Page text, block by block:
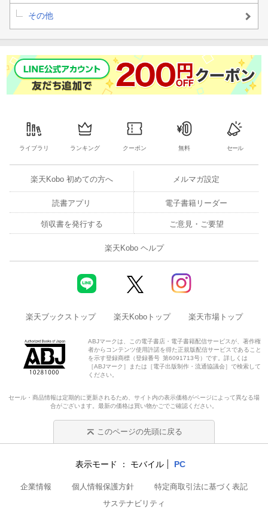
その他
ライブラリ ランキング クーポン 無料 セール
楽天Kobo 初めての方へ メルマガ設定
読書アプリ 電子書籍リーダー
領収書を発行する ご意見・ご要望
楽天Kobo ヘルプ
楽天ブックストップ 楽天Koboトップ 楽天市場トップ
ABJマークは、この電子書店・電子書籍配信サービスが、著作権
者からコンテンツ使用許諾を得た正規版配信サービスであること
を示す登録商標（登録番号 第6091713号）です。詳しくは
［ABJマーク］または［電子出版制作・流通協議会］で検索して
ください。
セール・商品情報は定期的に更新されるため、サイト内の表示価格がページによって異なる場
合がございます。最新の価格は買い物かごでご確認ください。
このページの先頭に戻る
表示モード モバイル PC
企業情報 個人情報保護方針
特定商取引法に基づく表記
サステナビリティ